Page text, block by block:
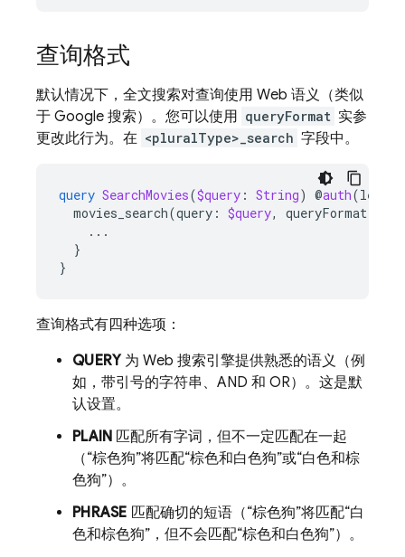
查询格式
默认情况下，全文搜索对查询使用 Web 语义（类似
于 Google 搜索）。您可以使用 queryFormat 实参
更改此行为。在 <pluralType>_search 字段中。
query SearchMovies($query : String) @auth(level
movies_search(query : $query, queryFormat
...
}
}
查询格式有四种选项：
QUERY 为 Web 搜索引擎提供熟悉的语义（例
如，带引号的字符串、AND 和 OR）。这是默
认设置。
PLAIN 匹配所有字词，但不一定匹配在一起
（“棕色狗”将匹配“棕色和白色狗”或“白色和棕
色狗”）。
PHRASE 匹配确切的短语（“棕色狗”将匹配“白
色和棕色狗”，但不会匹配“棕色和白色狗”）。